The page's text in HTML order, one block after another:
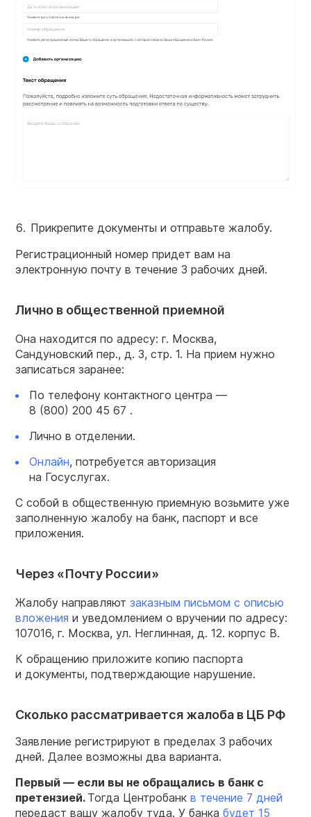
Прикрепите документы и отправьте жалобу.
Регистрационный номер придет вам на
электронную почту в течение 3 рабочих дней.
Лично в общественной приемной
Она находится по адресу: г. Москва,
Сандуновский пер., д. 3, стр. 1. На прием нужно
записаться заранее:
По телефону контактного центра —
8 (800) 200 45 67 .
Лично в отделении.
Онлайн, потребуется авторизация
на Госуслугах.
С собой в общественную приемную возьмите уже
заполненную жалобу на банк, паспорт и все
приложения.
Через «Почту России»
Жалобу направляют заказным письмом с описью
вложения и уведомлением о вручении по адресу:
107016, г. Москва, ул. Неглинная, д. 12. корпус В.
К обращению приложите копию паспорта
и документы, подтверждающие нарушение.
Сколько рассматривается жалоба в ЦБ РФ
Заявление регистрируют в пределах 3 рабочих
дней. Далее возможны два варианта.
Первый — если вы не обращались в банк с
претензией. Тогда Центробанк в течение 7 дней
передаст вашу жалобу туда. У банка будет 15